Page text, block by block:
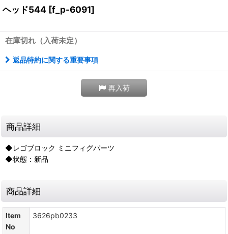
ヘッド544 [f_p-6091]
在庫切れ（入荷未定）
返品特約に関する重要事項
再入荷
商品詳細
◆レゴブロック ミニフィグパーツ
◆状態：新品
商品詳細
Item
No
3626pb0233